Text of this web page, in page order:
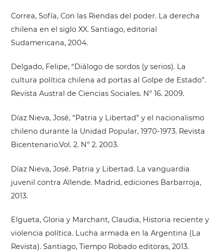
Correa, Sofía, Con las Riendas del poder. La derecha
chilena en el siglo XX. Santiago, editorial
Sudamericana, 2004.
Delgado, Felipe, “Diálogo de sordos (y serios). La
cultura política chilena ad portas al Golpe de Estado”.
Revista Austral de Ciencias Sociales. N° 16. 2009.
Díaz Nieva, José, “Patria y Libertad” y el nacionalismo
chileno durante la Unidad Popular, 1970-1973. Revista
Bicentenario.Vol. 2. N° 2. 2003.
Díaz Nieva, José. Patria y Libertad. La vanguardia
juvenil contra Allende. Madrid, ediciones Barbarroja,
2013.
Elgueta, Gloria y Marchant, Claudia, Historia reciente y
violencia política. Lucha armada en la Argentina (La
Revista). Santiago, Tiempo Robado editoras, 2013.